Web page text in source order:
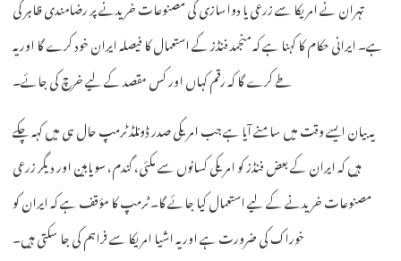
تہران نے امریکا سے زرعی یا دواسازی کی مصنوعات خریدنے پر رضامندی ظاہر کی
ہے۔ ایرانی حکام کا کہنا ہے کہ منجمد فنڈز کے استعمال کا فیصلہ ایران خود کرے گا اور یہ
طے کرے گا کہ رقم کہاں اور کس مقصد کے لیے خرچ کی جائے۔
یہ بیان ایسے وقت میں سامنے آیا ہے جب امریکی صدر ڈونلڈ ٹرمپ حال ہی میں کہہ چکے
ہیں کہ ایران کے بعض فنڈز کو امریکی کسانوں سے مکئی، گندم، سویابین اور دیگر زرعی
مصنوعات خریدنے کے لیے استعمال کیا جائے گا۔ ٹرمپ کا مؤقف ہے کہ ایران کو
خوراک کی ضرورت ہے اور یہ اشیا امریکا سے فراہم کی جا سکتی ہیں۔